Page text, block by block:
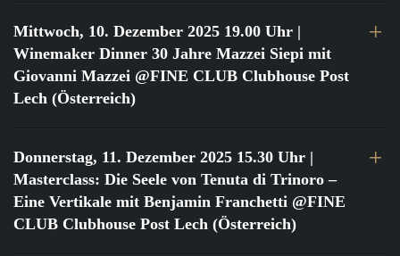
Mittwoch, 10. Dezember 2025 19.00 Uhr |
Winemaker Dinner 30 Jahre Mazzei Siepi mit
Giovanni Mazzei @FINE CLUB Clubhouse Post
Lech (Österreich)
Donnerstag, 11. Dezember 2025 15.30 Uhr |
Masterclass: Die Seele von Tenuta di Trinoro –
Eine Vertikale mit Benjamin Franchetti @FINE
CLUB Clubhouse Post Lech (Österreich)